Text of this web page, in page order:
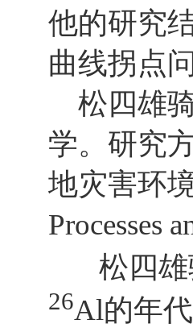
他的研究
曲线拐点
松四雄
学。研究
地灾害环
Processes
松四雄
26Al的年